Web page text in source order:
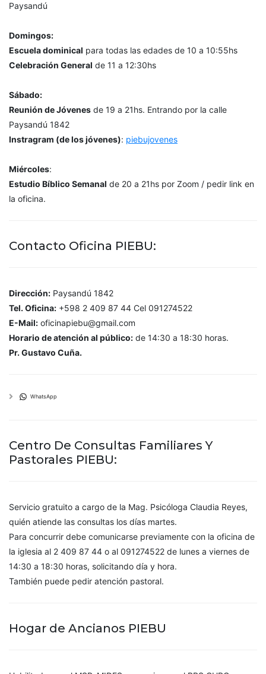
Paysandú
Domingos:
Escuela dominical para todas las edades de 10 a 10:55hs
Celebración General de 11 a 12:30hs
Sábado:
Reunión de Jóvenes de 19 a 21hs. Entrando por la calle
Paysandú 1842
Instragram (de los jóvenes): piebujovenes
Miércoles:
Estudio Bíblico Semanal de 20 a 21hs por Zoom / pedir link en
la oficina.
Contacto Oficina PIEBU:
Dirección: Paysandú 1842
Tel. Oficina: +598 2 409 87 44 Cel 091274522
E-Mail: oficinapiebu@gmail.com
Horario de atención al público: de 14:30 a 18:30 horas.
Pr. Gustavo Cuña.
WhatsApp
Centro De Consultas Familiares Y
Pastorales PIEBU:
Servicio gratuito a cargo de la Mag. Psicóloga Claudia Reyes,
quién atiende las consultas los días martes.
Para concurrir debe comunicarse previamente con la oficina de
la iglesia al 2 409 87 44 o al 091274522 de lunes a viernes de
14:30 a 18:30 horas, solicitando día y hora.
También puede pedir atención pastoral.
Hogar de Ancianos PIEBU